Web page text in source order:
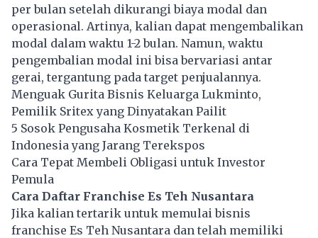
per bulan setelah dikurangi biaya modal dan
operasional. Artinya, kalian dapat mengembalikan
modal dalam waktu 1-2 bulan. Namun, waktu
pengembalian modal ini bisa bervariasi antar
gerai, tergantung pada target penjualannya.
Menguak Gurita Bisnis Keluarga Lukminto,
Pemilik Sritex yang Dinyatakan Pailit
5 Sosok Pengusaha Kosmetik Terkenal di
Indonesia yang Jarang Terekspos
Cara Tepat Membeli Obligasi untuk Investor
Pemula
Cara Daftar Franchise Es Teh Nusantara
Jika kalian tertarik untuk memulai bisnis
franchise Es Teh Nusantara dan telah memiliki